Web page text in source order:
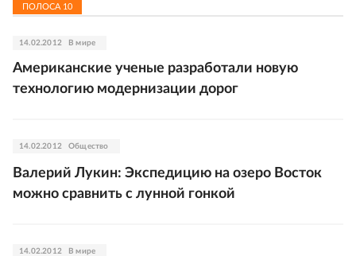
ПОЛОСА 10
14.02.2012 В мире
Американские ученые разработали новую
технологию модернизации дорог
14.02.2012 Общество
Валерий Лукин: Экспедицию на озеро Восток
можно сравнить с лунной гонкой
14.02.2012 В мире